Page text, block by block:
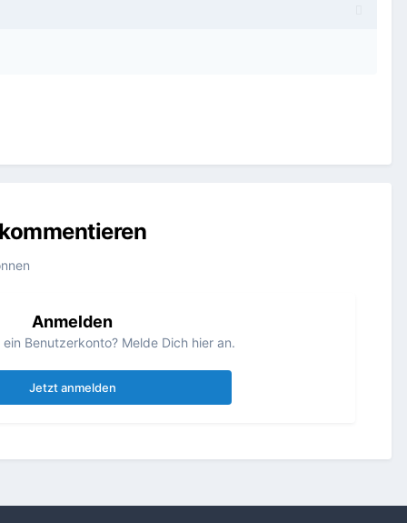
Anmelden
Benutzerkonto? Melde Dich hier an.
Jetzt anmelden